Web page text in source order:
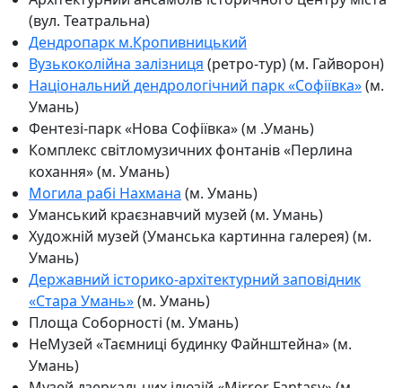
(вул. Театральна)
Дендропарк м.Кропивницький
Вузькоколійна залізниця (ретро-тур) (м. Гайворон)
Національний дендрологічний парк «Софіївка»(м.
Умань)
Фентезі-парк «Нова Софіївка» (м .Умань)
Комплекс світломузичних фонтанів «Перлина
кохання» (м. Умань)
Могила рабі Нахмана (м. Умань)
Уманський краєзнавчий музей (м. Умань)
Художній музей (Уманська картинна галерея) (м.
Умань)
Державний історико-архітектурний заповідник
«Стара Умань»(м. Умань)
Площа Соборності (м. Умань)
НеМузей «Таємниці будинку Файнштейна» (м.
Умань)